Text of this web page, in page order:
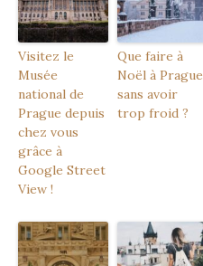
Visitez le
Musée
national de
Prague depuis
chez vous
grâce à
Google Street
View !
Que faire à
Noël à Prague
sans avoir
trop froid ?